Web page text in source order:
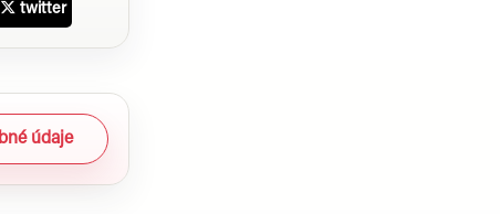
twitter
údaje